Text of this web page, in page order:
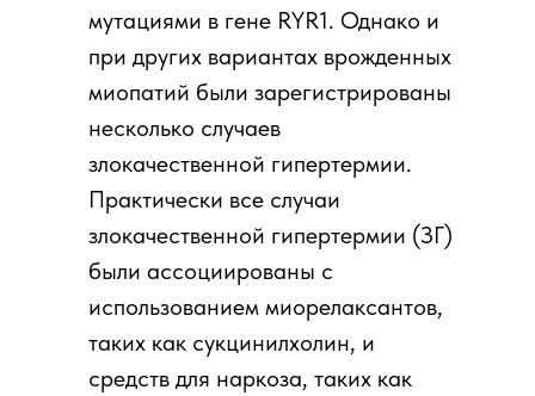
мутациями в гене RYR1. Однако и
при других вариантах врожденных
миопатий были зарегистрированы
несколько случаев
злокачественной гипертермии.
Практически все случаи
злокачественной гипертермии (ЗГ)
были ассоциированы с
использованием миорелаксантов,
таких как сукцинилхолин, и
средств для наркоза, таких как